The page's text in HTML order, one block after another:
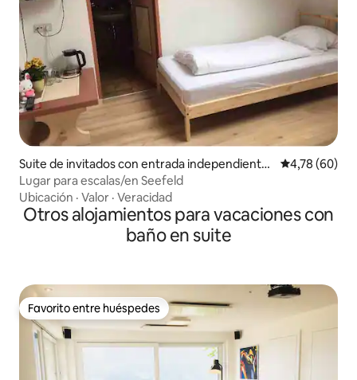
Suite de invitados con entrada independiente
en Scharnitz
Calificación
4,78 (60)
Lugar para escalas/en Seefeld
Ubicación · Valor · Veracidad
Otros alojamientos para vacaciones con
baño en suite
Favorito entre huéspedes
Favorito entre huéspedes